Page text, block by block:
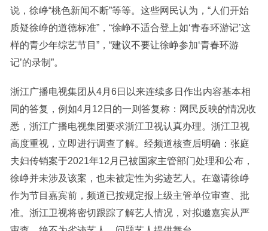
说，徐峥“桃色新闻不断”等等。这些网民认为，“人们开始
质疑徐峥的道德标准”，“徐峥不适合登上如‘青春环游记’这
样的青少年综艺节目”，“建议不要让徐峥参加‘青春环游
记’的录制”。
浙江广播电视集团从4月6日以来连续多日作出内容基本相
同的答复，例如4月12日的一则答复称：网民反映的情况收
悉，浙江广播电视集团要求浙江卫视认真办理。浙江卫视
高度重视，立即进行调查了解。经频道核查后明确：张庭
夫妇传销案于2021年12月已被国家主管部门处理和公布，
徐峥并未涉及该案，也未被定性为劣迹艺人。在邀请徐峥
作为节目嘉宾前，频道已按规定报上级主管单位审查、批
准。浙江卫视将密切跟踪了解艺人情况，对拟邀嘉宾从严